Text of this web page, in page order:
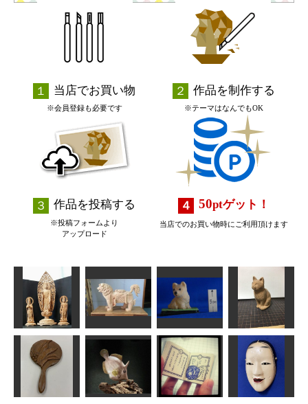
当店でお買い物
※会員登録も必要です
作品を制作する
※テーマはなんでもOK
作品を投稿する
※投稿フォームより
アップロード
50ptゲット！
当店でのお買い物時にご利用頂けます
阿弥陀三尊像
Issey
獅子
なんぺい
仔犬”ポチ”
ta-chann
座った猫
波間